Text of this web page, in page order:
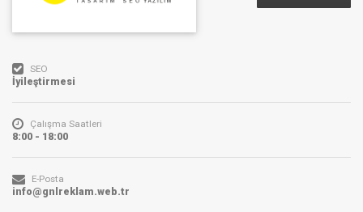
SEO
İyileştirmesi
Çalışma Saatleri
8:00 - 18:00
E-Posta
info@gnlreklam.web.tr